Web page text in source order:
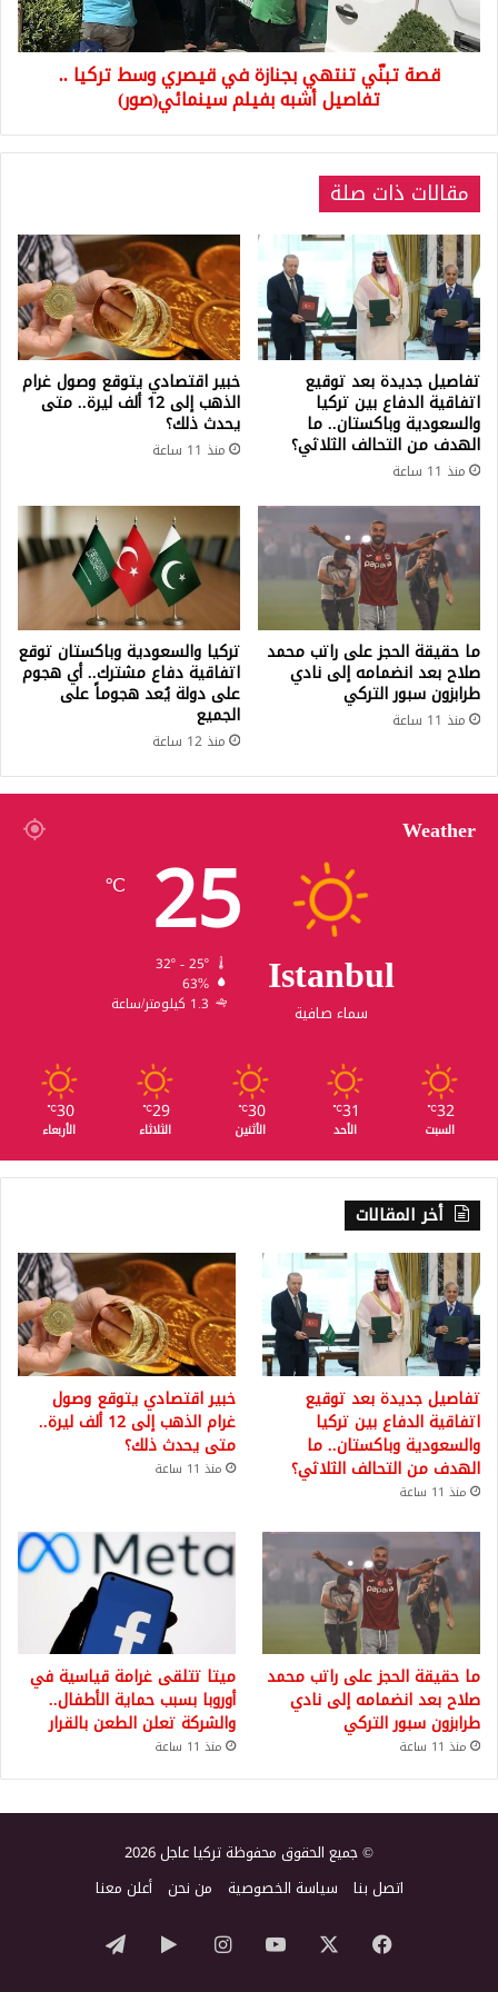
تركيا
..
تفاصيل
سينمائي(صور)
قصة تبنّي تنتهي بجنازة في قيصري وسط تركيا ..
تفاصيل أشبه بفيلم سينمائي(صور)
مقالات ذات صلة
تفاصيل جديدة بعد توقيع
اتفاقية الدفاع بين تركيا
والسعودية وباكستان.. ما
الهدف من التحالف الثلاثي؟
منذ 11 ساعة
خبير اقتصادي يتوقع وصول غرام
الذهب إلى 12 ألف ليرة.. متى
يحدث ذلك؟
منذ 11 ساعة
ما حقيقة الحجز على راتب محمد
صلاح بعد انضمامه إلى نادي
طرابزون سبور التركي
منذ 11 ساعة
تركيا والسعودية وباكستان توقع
اتفاقية دفاع مشترك.. أي هجوم
على دولة يُعد هجوماً على
الجميع
منذ 12 ساعة
Weather
Istanbul
سماء صافية
25
℃
32º - 25º
63%
1.3 كيلومتر/ساعة
32
℃
السبت
31
℃
الأحد
30
℃
الأثنين
29
℃
الثلاثاء
30
℃
الأربعاء
أخر المقالات
تفاصيل جديدة بعد توقيع
اتفاقية الدفاع بين تركيا
والسعودية وباكستان.. ما
الهدف من التحالف الثلاثي؟
منذ 11 ساعة
خبير اقتصادي يتوقع وصول
غرام الذهب إلى 12 ألف ليرة..
متى يحدث ذلك؟
منذ 11 ساعة
ما حقيقة الحجز على راتب محمد
صلاح بعد انضمامه إلى نادي
طرابزون سبور التركي
منذ 11 ساعة
ميتا تتلقى غرامة قياسية في
أوروبا بسبب حماية الأطفال..
والشركة تعلن الطعن بالقرار
منذ 11 ساعة
© جميع الحقوق محفوظة تركيا عاجل 2026
اتصل بنا سياسة الخصوصية من نحن أعلن معنا
فيسبوك ‫YouTubeانستقرام‏Googleتيلقرام